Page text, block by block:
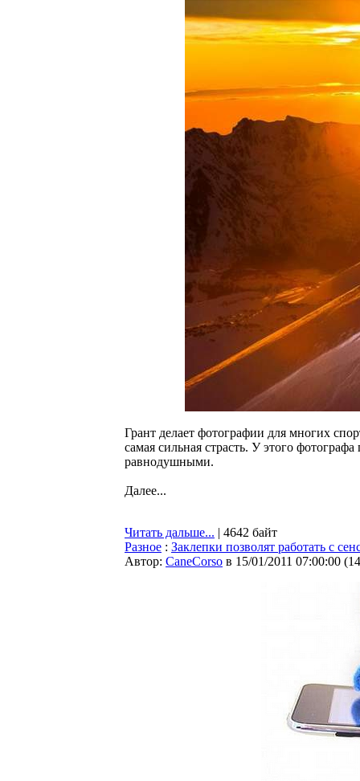
Грант делает фотографии для многих
самая сильная страсть. У этого
равнодушными.
Далее...
Читать дальше... | 4642 байт
Разное : Заклепки позволят работать с
Автор: CaneCorso в 15/01/2011 07:00:00 (